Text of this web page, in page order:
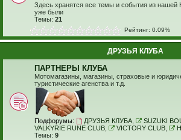
Здесь хранятся все темы и события из нашей
уже были
Темы: 21
Рейтинг: 0.09%
ДРУЗЬЯ КЛУБА
ПАРТНЕРЫ КЛУБА
Мотомагазины, магазины, страховые и
туристические агенства и т.д.
Подфорумы: ДРУЗЬЯ КЛУБА, SUZUKI
VALKYRIE RUNE CLUB
VICTORY CLUB,
Темы: 9